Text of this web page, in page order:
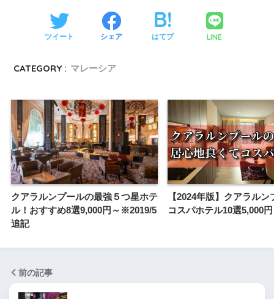
ツイート シェア はてブ LINE
CATEGORY : マレーシア
クアラルンプールの最強５つ星ホテ
ル！おすすめ8選9,000円～※2019/5
追記
【2024年版】クアラルン
コスパホテル10選5,000
前の記事